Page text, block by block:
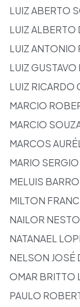
LUIZ ABERTO
LUIZ ALBERTO
LUIZ ANTONIO
LUIZ GUSTAVO
LUIZ RICARDO
MARCIO
MARCIO
MARCOS
MARIO
MELUIS
MILTON
NAILOR
NATANAEL
NELSON JOSÉ
OMAR BRITTO
PAULO